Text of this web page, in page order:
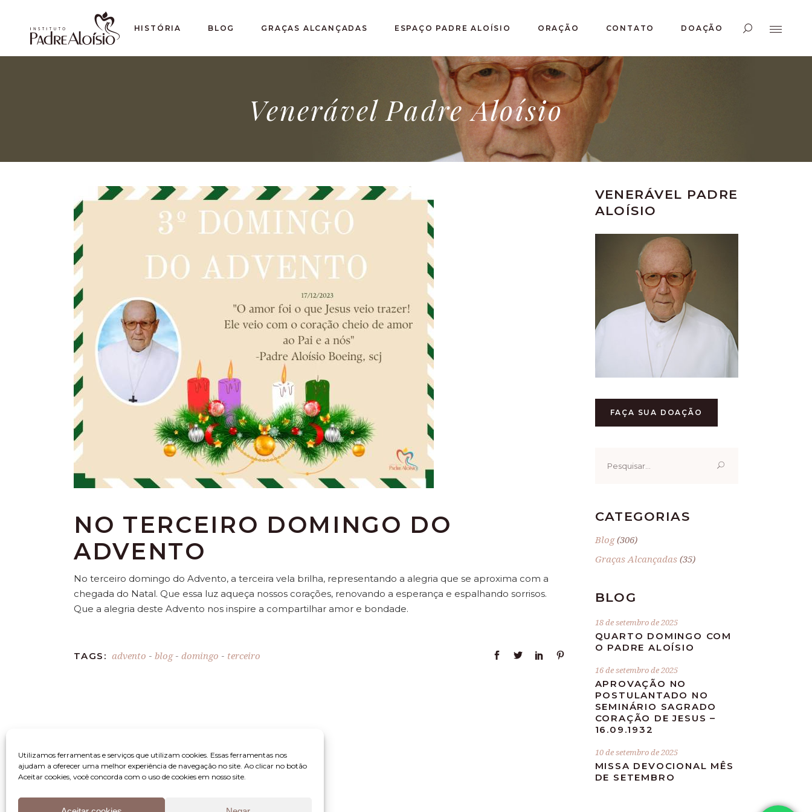
Utilizamos ferramentas e serviços que utilizam cookies. Essas ferramentas nos
ajudam a oferecer uma melhor experiência de navegação no site. Ao clicar no botão
Aceitar cookies, você concorda com o uso de cookies em nosso site.
HISTÓRIA BLOG GRAÇAS ALCANÇADAS ESPAÇO PADRE ALOÍSIO ORAÇÃO CONTATO DOAÇÃO
Venerável Padre Aloísio
NO TERCEIRO DOMINGO DO
ADVENTO
No terceiro domingo do Advento, a terceira vela brilha, representando a alegria que se aproxima com a
chegada do Natal. Que essa luz aqueça nossos corações, renovando a esperança e espalhando sorrisos.
Que a alegria deste Advento nos inspire a compartilhar amor e bondade.
TAGS: advento - blog- domingo - terceiro
VENERÁVEL PADRE
ALOÍSIO
FAÇA SUA DOAÇÃO
por:
CATEGORIAS
Blog(306)
Graças Alcançadas(35)
BLOG
18 de setembro de 2025
QUARTO DOMINGO COM
O PADRE ALOÍSIO
16 de setembro de 2025
APROVAÇÃO NO
POSTULANTADO NO
SEMINÁRIO SAGRADO
CORAÇÃO DE JESUS –
16.09.1932
10 de setembro de 2025
MISSA DEVOCIONAL MÊS
DE SETEMBRO